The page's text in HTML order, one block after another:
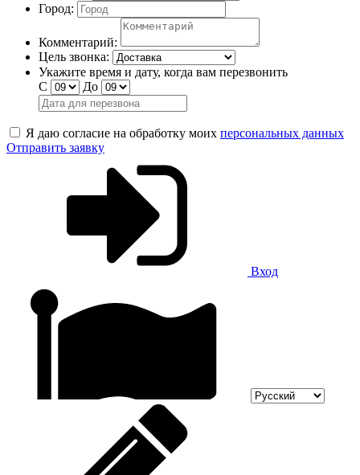
Город:
Комментарий:
Цель звонка:
Укажите время и дату, когда вам перезвонить
С
До
Я даю согласие на обработку моих персональных данных
Отправить заявку
Вход